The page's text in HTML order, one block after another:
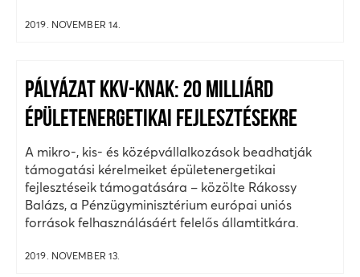
2019. NOVEMBER 14.
PÁLYÁZAT KKV-KNAK: 20 MILLIÁRD
ÉPÜLETENERGETIKAI FEJLESZTÉSEKRE
A mikro-, kis- és középvállalkozások beadhatják
támogatási kérelmeiket épületenergetikai
fejlesztéseik támogatására – közölte Rákossy
Balázs, a Pénzügyminisztérium európai uniós
források felhasználásáért felelős államtitkára.
2019. NOVEMBER 13.